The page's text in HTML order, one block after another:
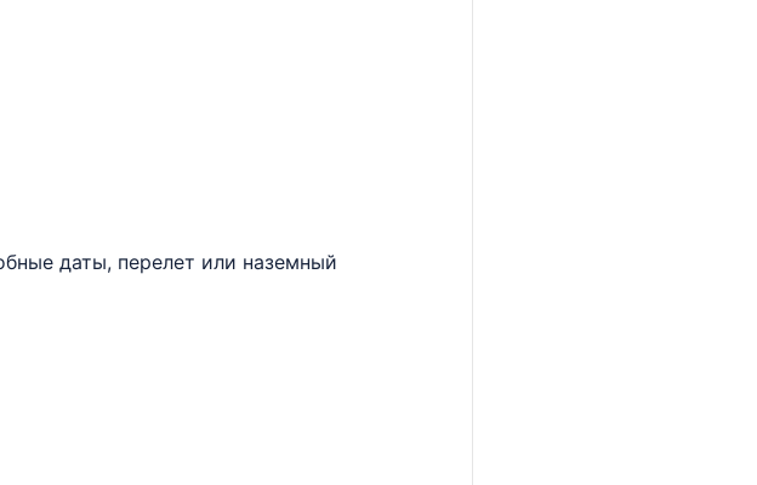
даты, перелет или наземный